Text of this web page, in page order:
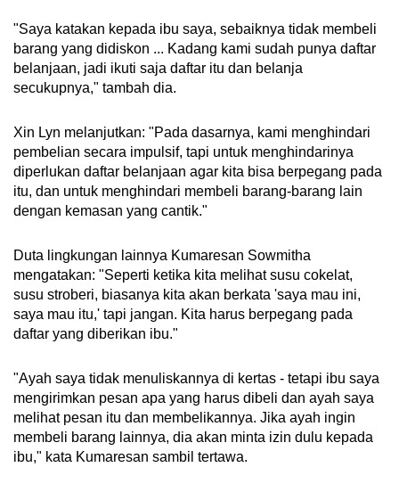
"Saya katakan kepada ibu saya, sebaiknya tidak membeli
barang yang didiskon ... Kadang kami sudah punya daftar
belanjaan, jadi ikuti saja daftar itu dan belanja
secukupnya," tambah dia.
Xin Lyn melanjutkan: "Pada dasarnya, kami menghindari
pembelian secara impulsif, tapi untuk menghindarinya
diperlukan daftar belanjaan agar kita bisa berpegang pada
itu, dan untuk menghindari membeli barang-barang lain
dengan kemasan yang cantik."
Duta lingkungan lainnya Kumaresan Sowmitha
mengatakan: "Seperti ketika kita melihat susu cokelat,
susu stroberi, biasanya kita akan berkata 'saya mau ini,
saya mau itu,' tapi jangan. Kita harus berpegang pada
daftar yang diberikan ibu."
"Ayah saya tidak menuliskannya di kertas - tetapi ibu saya
mengirimkan pesan apa yang harus dibeli dan ayah saya
melihat pesan itu dan membelikannya. Jika ayah ingin
membeli barang lainnya, dia akan minta izin dulu kepada
ibu," kata Kumaresan sambil tertawa.